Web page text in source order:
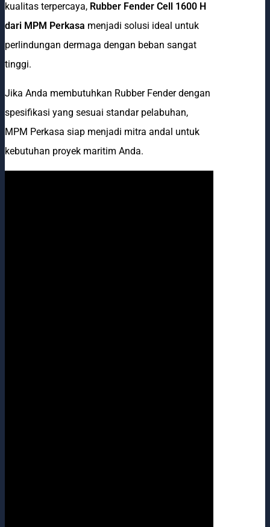
kualitas terpercaya, Rubber Fender Cell 1600 H
dari MPM Perkasa menjadi solusi ideal untuk
perlindungan dermaga dengan beban sangat
tinggi.
Jika Anda membutuhkan Rubber Fender dengan
spesifikasi yang sesuai standar pelabuhan,
MPM Perkasa siap menjadi mitra andal untuk
kebutuhan proyek maritim Anda.